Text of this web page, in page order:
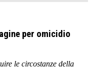
per omicidio
le circostanze della